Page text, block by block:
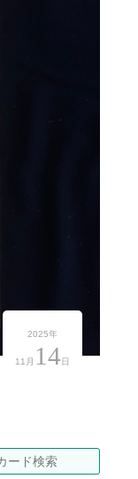
2025年
11月 14 日